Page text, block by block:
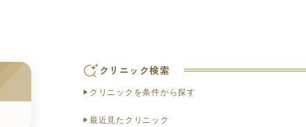
クリニック検索
クリニックを条件から探す
最近見たクリニック